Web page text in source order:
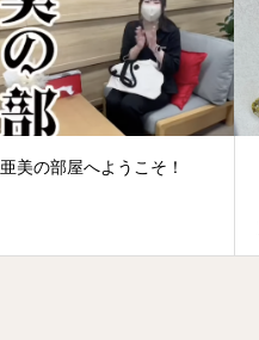
亜美の部屋へようこそ！